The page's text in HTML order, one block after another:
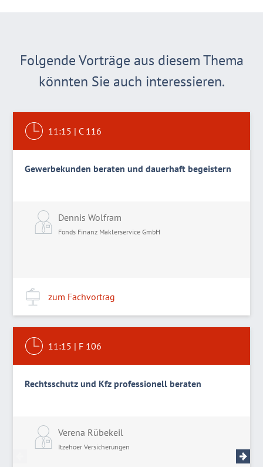
Folgende Vorträge aus diesem Thema
könnten Sie auch interessieren.
11:15 | C 116
Gewerbekunden beraten und dauerhaft begeistern
Dennis Wolfram
Fonds Finanz Maklerservice GmbH
zum Fachvortrag
11:15 | F 106
Rechtsschutz und Kfz professionell beraten
Verena Rübekeil
Itzehoer Versicherungen